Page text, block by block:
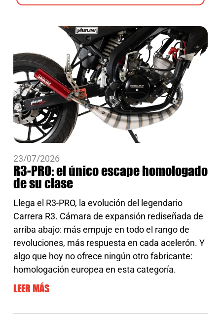
R3-PRO: el único escape homologado
de su clase
23/07/2026
Llega el R3-PRO, la evolución del legendario
Carrera R3. Cámara de expansión rediseñada de
arriba abajo: más empuje en todo el rango de
revoluciones, más respuesta en cada acelerón. Y
algo que hoy no ofrece ningún otro fabricante:
homologación europea en esta categoría.
LEER MÁS